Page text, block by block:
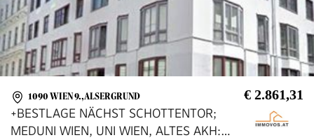
1090 WIEN 9.,ALSERGRUND € 2.861,31
+BESTLAGE NÄCHST SCHOTTENTOR;
MEDUNI WIEN, UNI WIEN, ALTES AKH: